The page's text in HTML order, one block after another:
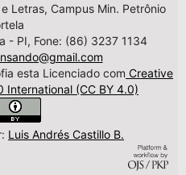
Letras, Campus Min. Petrônio
- PI, Fone: (86) 3237 1134
esta Licenciado com Creative
International (CC BY 4.0)
Luis Andrés Castillo B.